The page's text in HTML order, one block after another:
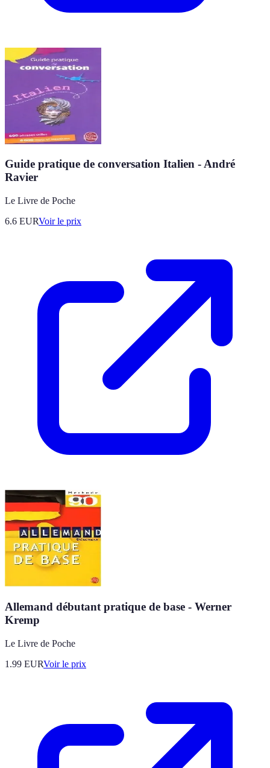
Guide pratique de conversation Italien - André
Ravier
Le Livre de Poche
6.6 EURVoir le prix
Allemand débutant pratique de base - Werner
Kremp
Le Livre de Poche
1.99 EURVoir le prix